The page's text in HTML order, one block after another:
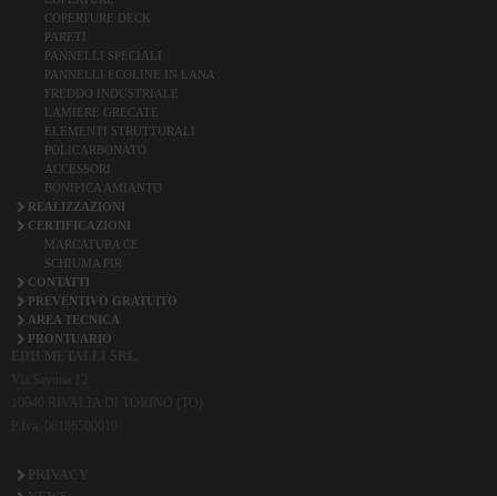
COPERTURE DECK
PARETI
PANNELLI SPECIALI
PANNELLI ECOLINE IN LANA
FREDDO INDUSTRIALE
LAMIERE GRECATE
ELEMENTI STRUTTURALI
POLICARBONATO
ACCESSORI
BONIFICA AMIANTO
REALIZZAZIONI
CERTIFICAZIONI
MARCATURA CE
SCHIUMA PIR
CONTATTI
PREVENTIVO GRATUITO
AREA TECNICA
PRONTUARIO